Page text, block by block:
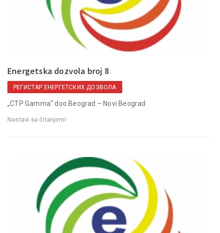
Energetska dozvola broj 8
РЕГИСТАР ЕНЕРГЕТСКИХ ДОЗВОЛА
„CTP Gamma“ doo Beograd – Novi Beograd
Nastavi sa čitanjem